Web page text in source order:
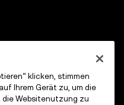
klicken, stimmen
Ihrem Gerät zu, um die
die Websitenutzung zu